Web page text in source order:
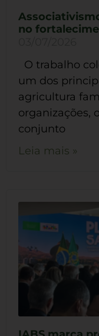
no
O trabalho
um dos
agricultura
organizações,
conjunto
Leia mais »